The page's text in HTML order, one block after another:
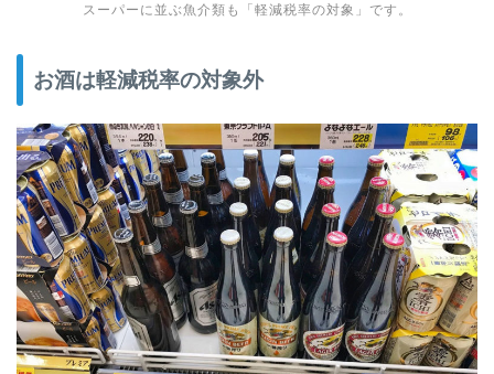
スーパーに並ぶ魚介類も「軽減税率の対象」です。
お酒は軽減税率の対象外